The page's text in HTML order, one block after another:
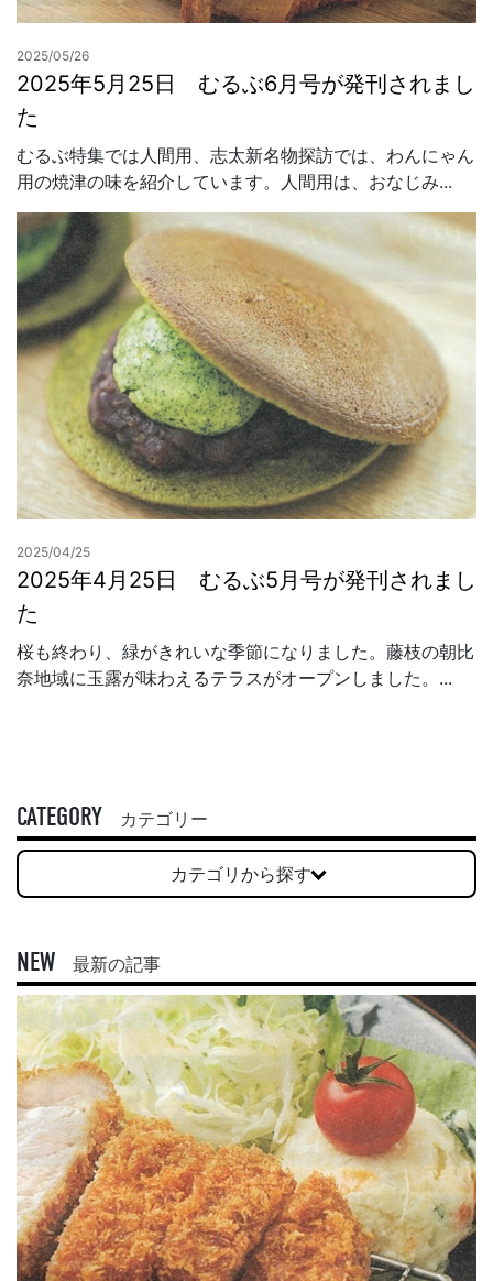
2025/05/26
2025年5月25日 むるぶ6月号が発刊されまし
た
むるぶ特集では人間用、志太新名物探訪では、わんにゃん
用の焼津の味を紹介しています。人間用は、おなじみ...
2025/04/25
2025年4月25日 むるぶ5月号が発刊されまし
た
桜も終わり、緑がきれいな季節になりました。藤枝の朝比
奈地域に玉露が味わえるテラスがオープンしました。...
CATEGORY カテゴリー
カテゴリから探す
NEW 最新の記事